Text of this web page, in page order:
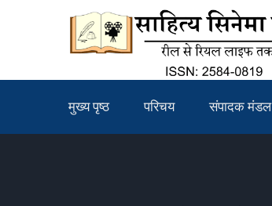
मुख्य पृष्ठ परिचय संपादक मंडल